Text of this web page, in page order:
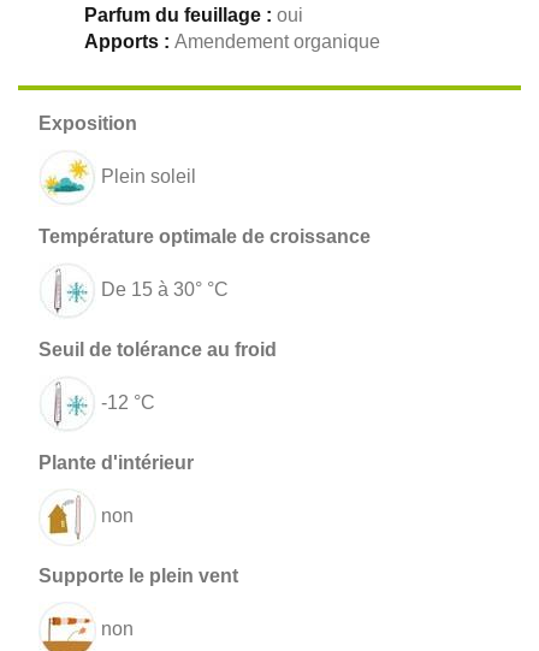
Parfum du feuillage : oui
Apports : Amendement organique
Plein soleil
De 15 à 30° °C
-12 °C
non
non